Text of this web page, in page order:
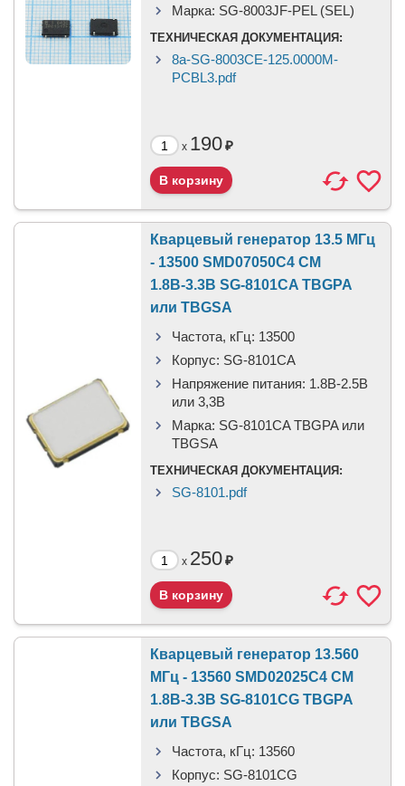
Марка: SG-8003JF-PEL (SEL)
ТЕХНИЧЕСКАЯ ДОКУМЕНТАЦИЯ:
8a-SG-8003CE-125.0000M-
PCBL3.pdf
x 190₽
Кварцевый генератор 13.5 МГц
- 13500 SMD07050C4 CM
1.8В-3.3В SG-8101CA TBGPA
или TBGSA
Частота, кГц: 13500
Корпус: SG-8101CA
Напряжение питания: 1.8В-2.5B
или 3,3B
Марка: SG-8101CA TBGPA или
TBGSA
ТЕХНИЧЕСКАЯ ДОКУМЕНТАЦИЯ:
SG-8101.pdf
x 250₽
Кварцевый генератор 13.560
МГц - 13560 SMD02025C4 CM
1.8В-3.3В SG-8101CG TBGPA
или TBGSA
Частота, кГц: 13560
Корпус: SG-8101CG